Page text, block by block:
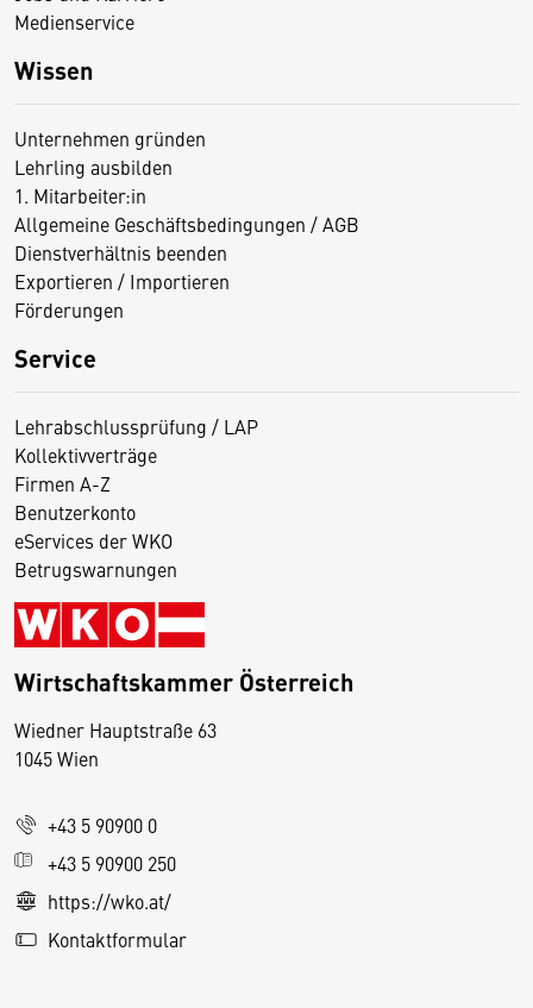
Medienservice
Wissen
Unternehmen gründen
Lehrling ausbilden
1. Mitarbeiter:in
Allgemeine Geschäftsbedingungen / AGB
Dienstverhältnis beenden
Exportieren / Importieren
Förderungen
Service
Lehrabschlussprüfung / LAP
Kollektivverträge
Firmen A-Z
Benutzerkonto
eServices der WKO
Betrugswarnungen
Wirtschaftskammer Österreich
Wiedner Hauptstraße 63
1045 Wien
+43 5 90900 0
+43 5 90900 250
https://wko.at/
Kontaktformular
D
s
e
S
e